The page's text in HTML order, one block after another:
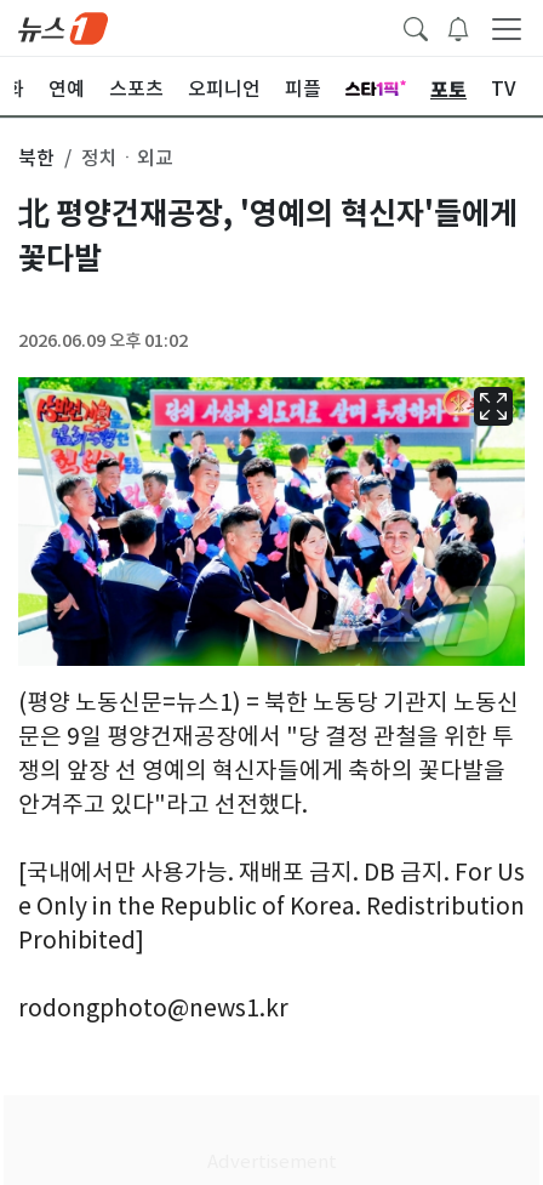
화 연예 스포츠 오피니언 피플 포토 TV
북한 정치ㆍ외교
北 평양건재공장, '영예의 혁신자'들에게
꽃다발
2026.06.09 오후 01:02
(평양 노동신문=뉴스1) = 북한 노동당 기관지 노동신
문은 9일 평양건재공장에서 "당 결정 관철을 위한 투
쟁의 앞장 선 영예의 혁신자들에게 축하의 꽃다발을
안겨주고 있다"라고 선전했다.
[국내에서만 사용가능. 재배포 금지. DB 금지. For Us
e Only in the Republic of Korea. Redistribution
Prohibited]
rodongphoto@news1.kr